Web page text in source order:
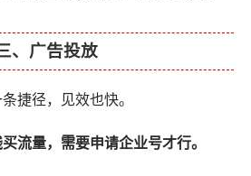
、广告投放
捷径，见效也快。
流量，需要申请企业号才行。